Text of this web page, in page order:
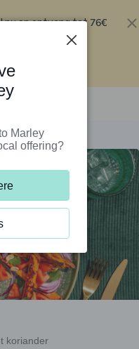
nu en ontvang tot 76€
koriander
Marley
offering?